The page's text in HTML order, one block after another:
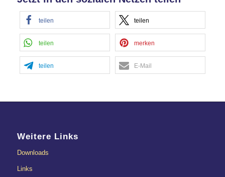
teilen teilen
teilen merken
teilen E-Mail
Weitere Links
Downloads
Links